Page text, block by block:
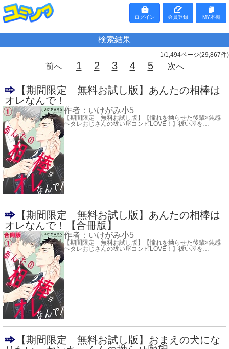
ログイン 会員登録 MY本棚
検索結果
1/1,494ページ(29,867件)
前へ 1 2 3 4 5 次へ
【期間限定 無料お試し版】あんたの相棒は
オレなんで！
作者： いけがみ小5
【期間限定 無料お試し版】【憧れを拗らせた後輩×鈍感
ヘタレおじさんの祓い屋コンビLOVE！】祓い屋を…
【期間限定 無料お試し版】あんたの相棒は
オレなんで！【合冊版】
作者： いけがみ小5
【期間限定 無料お試し版】【憧れを拗らせた後輩×鈍感
ヘタレおじさんの祓い屋コンビLOVE！】祓い屋を…
【期間限定 無料お試し版】おまえの犬にな